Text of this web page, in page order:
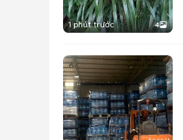
1 phút trước 4